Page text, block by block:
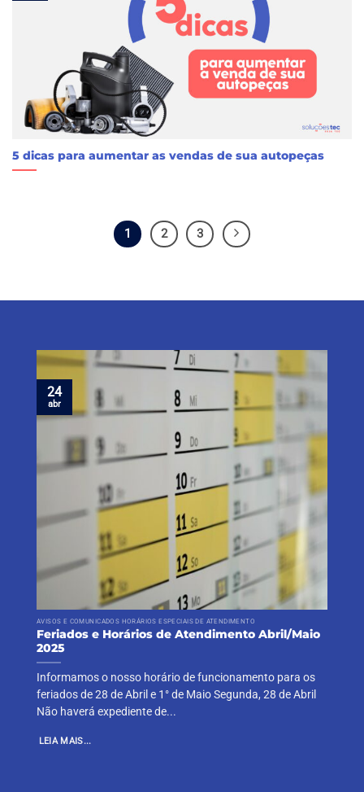
5 dicas para aumentar as vendas de sua autopeças
1 2 3
AVISOS E COMUNICADOS HORÁRIOS ESPECIAIS DE ATENDIMENTO
Feriados e Horários de Atendimento Abril/Maio
2025
Informamos o nosso horário de funcionamento para os
feriados de 28 de Abril e 1° de Maio Segunda, 28 de Abril
Não haverá expediente de...
LEIA MAIS...
24
abr